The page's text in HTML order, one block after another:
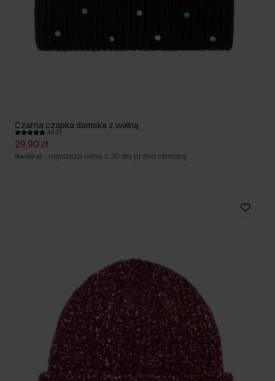
Czarna czapka damska z wełną
4.9 (7)
29,90 zł
84,90 zł - najniższa cena z 30 dni przed obniżką